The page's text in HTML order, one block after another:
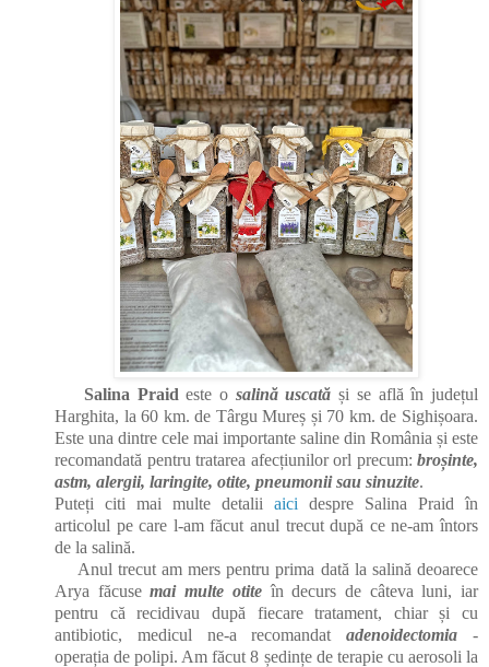
Salina Praid este o salină uscată și se află în județul
Harghita, la 60 km. de Târgu Mureș și 70 km. de Sighișoara.
Este una dintre cele mai importante saline din România și este
recomandată pentru tratarea afecțiunilor orl precum: broșinte,
astm, alergii, laringite, otite, pneumonii sau sinuzite.
Puteți citi mai multe detalii aici despre Salina Praid în
articolul pe care l-am făcut anul trecut după ce ne-am întors
de la salină.
Anul trecut am mers pentru prima dată la salină deoarece
Arya făcusemai multe otiteîn decurs de câteva luni, iar
pentru că recidivau după fiecare tratament, chiar și cu
antibiotic, medicul ne-a recomandatadenoidectomia -
operația de polipi. Am făcut 8 ședințe de terapie cu aerosoli la